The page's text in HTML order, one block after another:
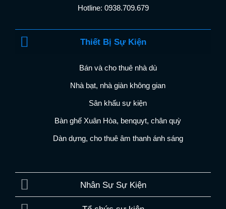
Hotline: 0938.709.679
Thiết Bị Sự Kiện
Bán và cho thuê nhà dù
Nhà bạt, nhà giàn không gian
Sân khấu sự kiện
Bàn ghế Xuân Hòa, benquyt, chân quỳ
Dàn dựng, cho thuê âm thanh ánh sáng
Nhân Sự Sự Kiện